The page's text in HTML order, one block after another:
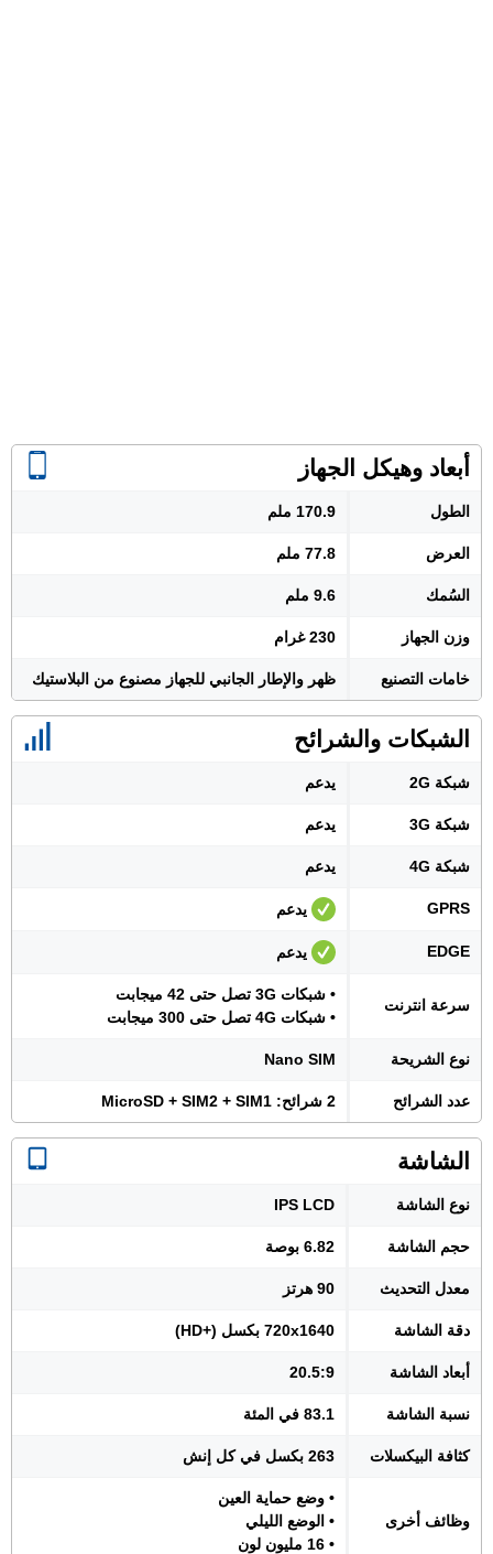
أبعاد وهيكل الجهاز
الطول 170.9 ملم
العرض 77.8 ملم
السُمك 9.6 ملم
وزن الجهاز 230 غرام
خامات التصنيع ظهر والإطار الجانبي للجهاز مصنوع من البلاستيك
الشبكات والشرائح
شبكة 2G يدعم
شبكة 3G يدعم
شبكة 4G يدعم
GPRS يدعم
EDGE يدعم
سرعة انترنت
• شبكات 3G تصل حتى 42 ميجابت
• شبكات 4G تصل حتى 300 ميجابت
نوع الشريحة Nano SIM
عدد الشرائح 2 شرائح: MicroSD + SIM2 + SIM1
الشاشة
نوع الشاشة IPS LCD
حجم الشاشة 6.82 بوصة
معدل التحديث 90 هرتز
دقة الشاشة 720x1640 بكسل (+HD)
أبعاد الشاشة 20.5:9
نسبة الشاشة 83.1 في المئة
كثافة البيكسلات 263 بكسل في كل إنش
وظائف أخرى
• وضع حماية العين
• الوضع الليلي
• 16 مليون لون